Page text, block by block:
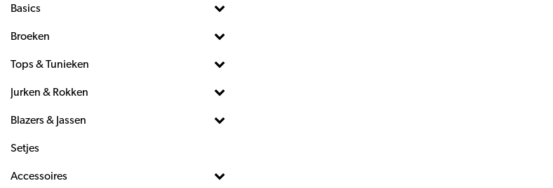
Basics
Broeken
Tops & Tunieken
Jurken & Rokken
Blazers & Jassen
Setjes
Accessoires